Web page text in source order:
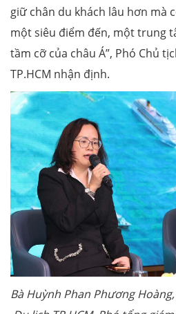
giữ chân du khách lâu hơn mà
một siêu điểm đến, một trung
tầm cỡ của châu Á”, Phó Chủ
TP.HCM nhận định.
Bà Huỳnh Phan Phương